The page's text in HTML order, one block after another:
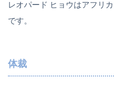
レオパード ヒョウはアフリ
です。
体裁